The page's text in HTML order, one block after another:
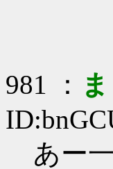
981 ：
あー